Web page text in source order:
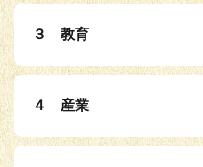
３ 教育
４ 産業